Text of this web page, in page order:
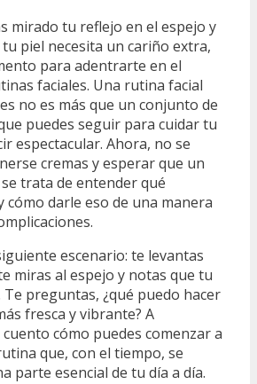
mirado tu reflejo en el espejo y
piel necesita un cariño extra,
para adentrarte en el
faciales. Una rutina facial
no es más que un conjunto de
puedes seguir para cuidar tu
espectacular. Ahora, no se
cremas y esperar que un
trata de entender qué
cómo darle eso de una manera
escenario: te levantas
miras al espejo y notas que tu
Te preguntas, ¿qué puedo hacer
fresca y vibrante? A
cómo puedes comenzar a
que, con el tiempo, se
parte esencial de tu día a día.